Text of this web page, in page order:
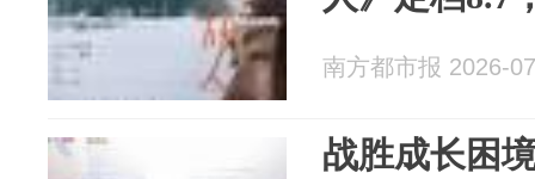
南方都市报 2026-
战胜成长困